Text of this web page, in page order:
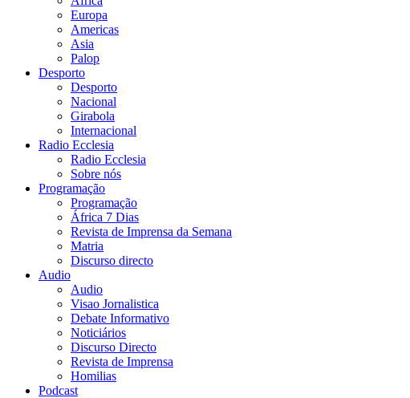
Europa
Americas
Asia
Palop
Desporto
Desporto
Nacional
Girabola
Internacional
Radio Ecclesia
Radio Ecclesia
Sobre nós
Programação
Programação
África 7 Dias
Revista de Imprensa da Semana
Matria
Discurso directo
Audio
Audio
Visao Jornalistica
Debate Informativo
Noticiários
Discurso Directo
Revista de Imprensa
Homilias
Podcast